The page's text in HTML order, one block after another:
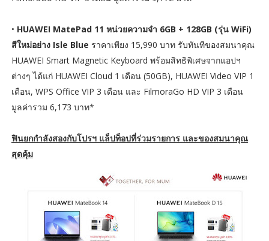
• HUAWEI MatePad 11 หน่วยความจำ 6GB + 128GB (รุ่น WiFi)
สีใหม่อย่าง Isle Blue ราคาเพียง 15,990 บาท รับทันทีของสมนาคุณ
HUAWEI Smart Magnetic Keyboard พร้อมสิทธิพิเศษจากแอปฯ
ต่างๆ ได้แก่ HUAWEI Cloud 1 เดือน (50GB), HUAWEI Video VIP 1
เดือน, WPS Office VIP 3 เดือน และ FilmoraGo HD VIP 3 เดือน
มูลค่ารวม 6,173 บาท*
ฟินยกกำลังสองกับโปรฯ แล็ปท็อปที่ร่วมรายการ และของสมนาคุณ
สุดคุ้ม